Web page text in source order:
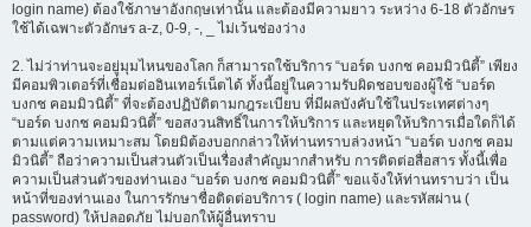
login name) ต้องใช้ภาษาอังกฤษเท่านั้น และต้องมีความยาว ระหว่าง 6-18 ตัวอักษร
ใช้ได้เฉพาะตัวอักษร a-z, 0-9, -, _ ไม่เว้นช่องว่าง
2. ไม่ว่าท่านจะอยู่มุมไหนของโลก ก็สามารถใช้บริการ “บอร์ด บงกช คอมมิวนิตี้” เพียง
มีคอมพิวเตอร์ที่เชื่อมต่ออินเทอร์เน็ตได้ ทั้งนี้อยู่ในความรับผิดชอบของผู้ใช้ “บอร์ด
บงกช คอมมิวนิตี้” ที่จะต้องปฏิบัติตามกฎระเบียบ ที่มีผลบังคับใช้ในประเทศต่างๆ
“บอร์ด บงกช คอมมิวนิตี้” ขอสงวนสิทธิ์ในการให้บริการ และหยุดให้บริการเมื่อใดก็ได้
ตามแต่ความเหมาะสม โดยมิต้องบอกกล่าวให้ท่านทราบล่วงหน้า “บอร์ด บงกช คอม
มิวนิตี้” ถือว่าความเป็นส่วนตัวเป็นเรื่องสำคัญมากสำหรับ การติดต่อสื่อสาร ทั้งนี้เพื่อ
ความเป็นส่วนตัวของท่านเอง “บอร์ด บงกช คอมมิวนิตี้” ขอแจ้งให้ท่านทราบว่า เป็น
หน้าที่ของท่านเอง ในการรักษาชื่อติดต่อบริการ ( login name) และรหัสผ่าน (
password) ให้ปลอดภัย ไม่บอกให้ผู้อื่นทราบ